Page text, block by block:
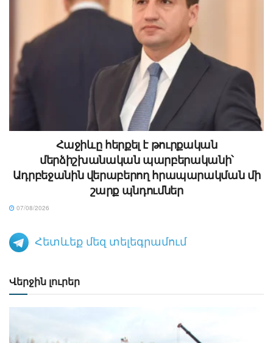
Հաջիևը հերքել է թուրքական
մերձիշխանական պարբերականի՝
Ադրբեջանին վերաբերող հրապարակման մի
շարք պնդումներ
07/08/2026
Հետևեք մեզ տելեգրամում
Վերջին լուրեր